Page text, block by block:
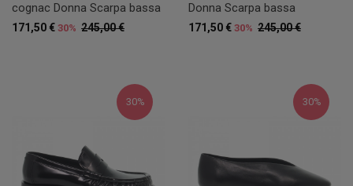
cognac Donna Scarpa bassa
245,00 €
171,50 € 30%
Donna Scarpa bassa
245,00 €
171,50 € 30%
30% 30%